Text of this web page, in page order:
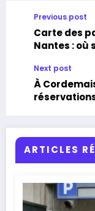
Previous post
Carte des
Nantes : où
Next post
À
ARTICLES